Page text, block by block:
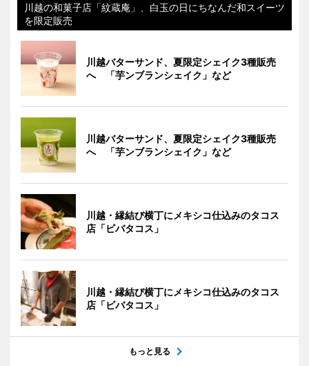
川越の和菓子店「紋蔵庵」、白玉の日にちなんだ和スイーツ
を限定販売
川越バターサンド、夏限定シェイク3種販売
へ 「芋ンブランシェイク」など
川越バターサンド、夏限定シェイク3種販売
へ 「芋ンブランシェイク」など
川越・縁結び横丁にメキシコ仕込みのタコス
店「ビバタコス」
川越・縁結び横丁にメキシコ仕込みのタコス
店「ビバタコス」
もっと見る